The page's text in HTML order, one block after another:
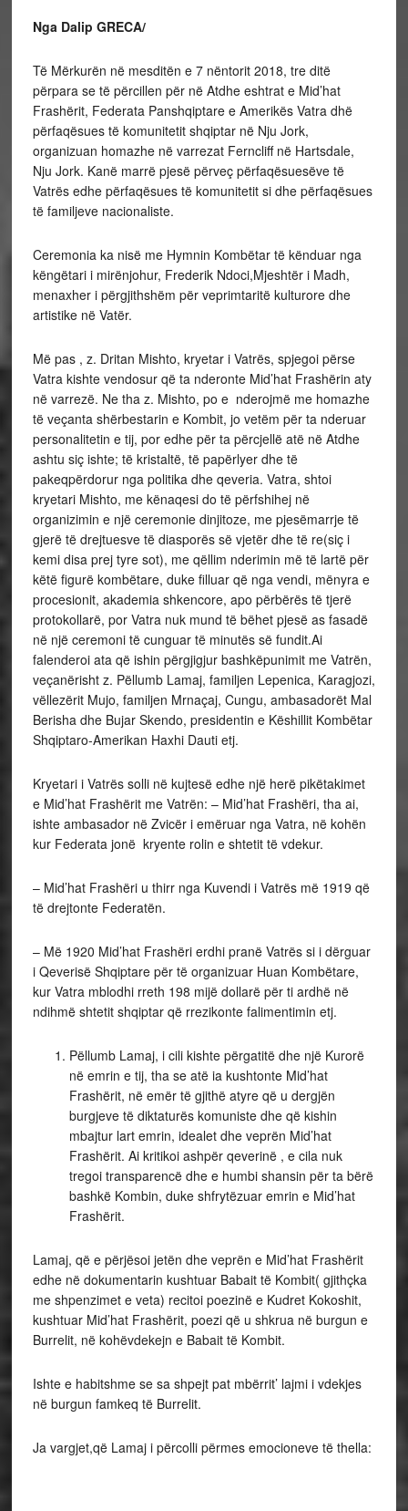
Nga Dalip GRECA/
Të Mërkurën në mesditën e 7 nëntorit 2018, tre ditë
përpara se të përcillen për në Atdhe eshtrat e Mid’hat
Frashërit, Federata Panshqiptare e Amerikës Vatra dhë
përfaqësues të komunitetit shqiptar në Nju Jork,
organizuan homazhe në varrezat Ferncliff në Hartsdale,
Nju Jork. Kanë marrë pjesë përveç përfaqësuesëve të
Vatrës edhe përfaqësues të komunitetit si dhe përfaqësues
të familjeve nacionaliste.
Ceremonia ka nisë me Hymnin Kombëtar të kënduar nga
këngëtari i mirënjohur, Frederik Ndoci,Mjeshtër i Madh,
menaxher i përgjithshëm për veprimtaritë kulturore dhe
artistike në Vatër.
Më pas , z. Dritan Mishto, kryetar i Vatrës, spjegoi përse
Vatra kishte vendosur që ta nderonte Mid’hat Frashërin aty
në varrezë. Ne tha z. Mishto, po e nderojmë me homazhe
të veçanta shërbestarin e Kombit, jo vetëm për ta nderuar
personalitetin e tij, por edhe për ta përcjellë atë në Atdhe
ashtu siç ishte; të kristaltë, të papërlyer dhe të
pakeqpërdorur nga politika dhe qeveria. Vatra, shtoi
kryetari Mishto, me kënaqesi do të përfshihej në
organizimin e një ceremonie dinjitoze, me pjesëmarrje të
gjerë të drejtuesve të diasporës së vjetër dhe të re(siç i
kemi disa prej tyre sot), me qëllim nderimin më të lartë për
këtë figurë kombëtare, duke filluar që nga vendi, mënyra e
procesionit, akademia shkencore, apo përbërës të tjerë
protokollarë, por Vatra nuk mund të bëhet pjesë as fasadë
në një ceremoni të cunguar të minutës së fundit.Ai
falenderoi ata që ishin përgjigjur bashkëpunimit me Vatrën,
veçanërisht z. Pëllumb Lamaj, familjen Lepenica, Karagjozi,
vëllezërit Mujo, familjen Mrnaçaj, Cungu, ambasadorët Mal
Berisha dhe Bujar Skendo, presidentin e Këshillit Kombëtar
Shqiptaro-Amerikan Haxhi Dauti etj.
Kryetari i Vatrës solli në kujtesë edhe një herë pikëtakimet
e Mid’hat Frashërit me Vatrën: – Mid’hat Frashëri, tha ai,
ishte ambasador në Zvicër i emëruar nga Vatra, në kohën
kur Federata jonë kryente rolin e shtetit të vdekur.
– Mid’hat Frashëri u thirr nga Kuvendi i Vatrës më 1919 që
të drejtonte Federatën.
– Më 1920 Mid’hat Frashëri erdhi pranë Vatrës si i dërguar
i Qeverisë Shqiptare për të organizuar Huan Kombëtare,
kur Vatra mblodhi rreth 198 mijë dollarë për ti ardhë në
ndihmë shtetit shqiptar që rrezikonte falimentimin etj.
Pëllumb Lamaj, i cili kishte përgatitë dhe një Kurorë
në emrin e tij, tha se atë ia kushtonte Mid’hat
Frashërit, në emër të gjithë atyre që u dergjën
burgjeve të diktaturës komuniste dhe që kishin
mbajtur lart emrin, idealet dhe veprën Mid’hat
Frashërit. Ai kritikoi ashpër qeverinë , e cila nuk
tregoi transparencë dhe e humbi shansin për ta bërë
bashkë Kombin, duke shfrytëzuar emrin e Mid’hat
Frashërit.
Lamaj, që e përjësoi jetën dhe veprën e Mid’hat Frashërit
edhe në dokumentarin kushtuar Babait të Kombit( gjithçka
me shpenzimet e veta) recitoi poezinë e Kudret Kokoshit,
kushtuar Mid’hat Frashërit, poezi që u shkrua në burgun e
Burrelit, në kohëvdekejn e Babait të Kombit.
Ishte e habitshme se sa shpejt pat mbërrit’ lajmi i vdekjes
në burgun famkeq të Burrelit.
Ja vargjet,që Lamaj i përcolli përmes emocioneve të thella: